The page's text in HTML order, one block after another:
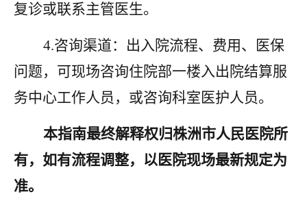
复诊或联系主管医生。
4.咨询渠道：出入院流程、费用、医保
问题，可现场咨询住院部一楼入出院结算服
务中心工作人员，或咨询科室医护人员。
本指南最终解释权归株洲市人民医院所
有，如有流程调整，以医院现场最新规定为
准。